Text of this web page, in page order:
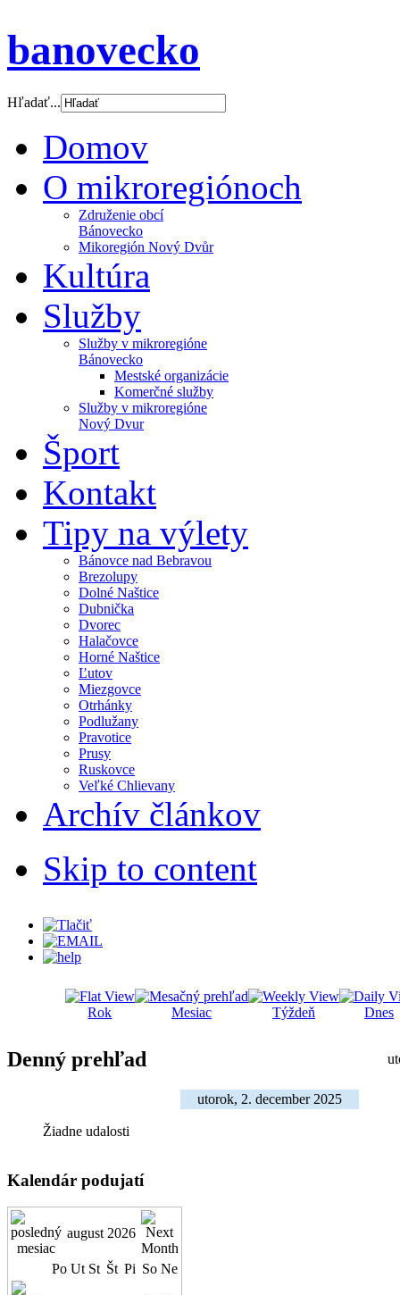
banovecko
Hľadať...
Domov
O mikroregiónoch
Združenie obcí
Bánovecko
Mikoregión Nový Dvůr
Kultúra
Služby
Služby v mikroregióne
Bánovecko
Mestské organizácie
Komerčné služby
Služby v mikroregióne
Nový Dvur
Šport
Kontakt
Tipy na výlety
Bánovce nad Bebravou
Brezolupy
Dolné Naštice
Dubnička
Dvorec
Halačovce
Horné Naštice
Ľutov
Miezgovce
Otrhánky
Podlužany
Pravotice
Prusy
Ruskovce
Veľké Chlievany
Archív článkov
Skip to content
Rok Mesiac Týždeň Dnes
Denný prehľad
utorok, 2. december 2025
Žiadne udalosti
Kalendár podujatí
august 2026
Po Ut St Št Pi So Ne